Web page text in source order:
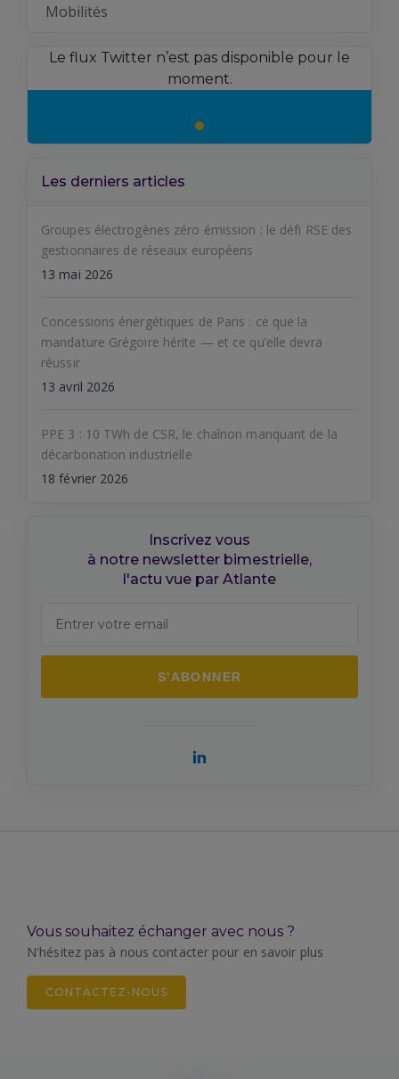
Mobilités
Le flux Twitter n’est pas disponible pour le
moment.
Les derniers articles
Groupes électrogènes zéro émission : le défi RSE des
gestionnaires de réseaux européens
13 mai 2026
Concessions énergétiques de Paris : ce que la
mandature Grégoire hérite — et ce qu’elle devra
réussir
13 avril 2026
PPE 3 : 10 TWh de CSR, le chaînon manquant de la
décarbonation industrielle
18 février 2026
Inscrivez vous
à notre newsletter bimestrielle,
l'actu vue par Atlante
Vous souhaitez échanger avec nous ?
N'hésitez pas à nous contacter pour en savoir plus
CONTACTEZ-NOUS